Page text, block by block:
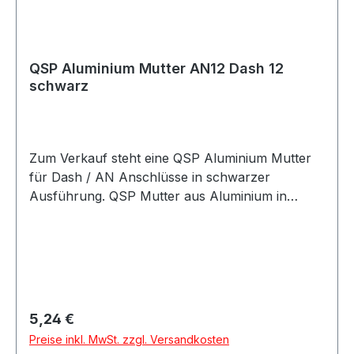
QSP Aluminium Mutter AN12 Dash 12
schwarz
Zum Verkauf steht eine QSP Aluminium Mutter
für Dash / AN Anschlüsse in schwarzer
Ausführung. QSP Mutter aus Aluminium in
und Anschlusslösungen. Produktdetails
Hersteller QSP Products Artikel Mutter Material
Regulärer Preis:
5,24 €
Preise inkl. MwSt. zzgl. Versandkosten